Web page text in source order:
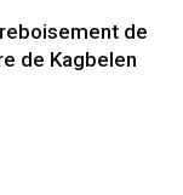
de
de Kagbelen